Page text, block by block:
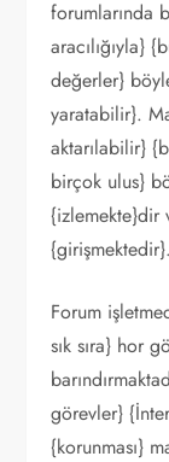
forumlarında
aracılığıyla}
değerler}
yaratabilir}.
aktarılabilir}
birçok ulus}
{izlemekte}dir
{girişmektedir}.
Forum
sık sıra} hor
görevler}
{korunması}